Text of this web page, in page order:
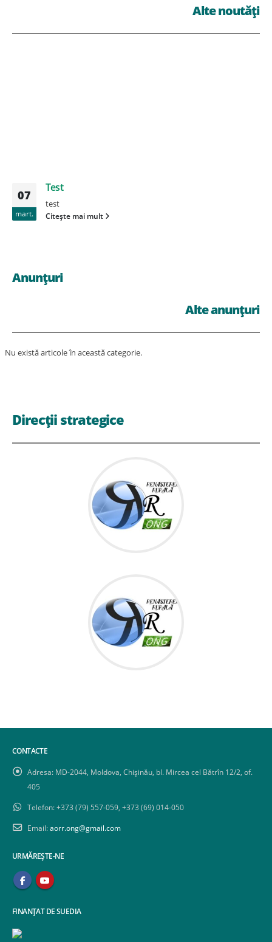
Alte noutăți
07
mart.
Test
test
Citește mai mult
Anunțuri
Alte anunțuri
Nu există articole în această categorie.
Direcții strategice
CONTACTE
Adresa: MD-2044, Moldova, Chișinău, bl. Mircea cel Bătrîn 12/2, of.
405
Telefon:+373 (79) 557-059, +373 (69) 014-050
Email:aorr.ong@gmail.com
URMĂREȘTE-NE
FINANȚAT DE SUEDIA